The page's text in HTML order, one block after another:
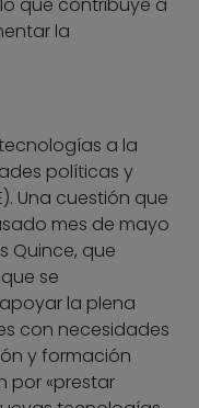
la
a la
políticas y
Una cuestión que
mes de mayo
Quince, que
se
la plena
con necesidades
y formación
por «prestar